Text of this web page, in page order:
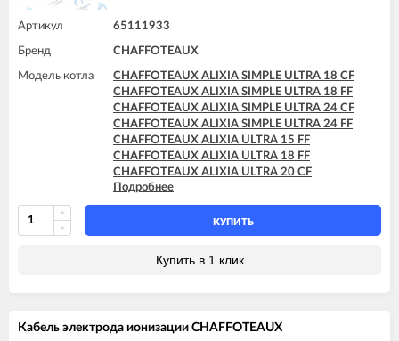
Артикул 65111933
Бренд CHAFFOTEAUX
Модель котла
CHAFFOTEAUX ALIXIA SIMPLE ULTRA 18 CF
CHAFFOTEAUX ALIXIA SIMPLE ULTRA 18 FF
CHAFFOTEAUX ALIXIA SIMPLE ULTRA 24 CF
CHAFFOTEAUX ALIXIA SIMPLE ULTRA 24 FF
CHAFFOTEAUX ALIXIA ULTRA 15 FF
CHAFFOTEAUX ALIXIA ULTRA 18 FF
CHAFFOTEAUX ALIXIA ULTRA 20 CF
CHAFFOTEAUX ALIXIA ULTRA 20 FF
CHAFFOTEAUX ALIXIA ULTRA 24 CF
CHAFFOTEAUX ALIXIA ULTRA 24 FF
CHAFFOTEAUX INOA ULTRA 24 FF
CHAFFOTEAUX PIGMA 30 CF - EU
CHAFFOTEAUX PIGMA EVO 30 FF
Подробнее
КУПИТЬ
Купить в 1 клик
Кабель электрода ионизации CHAFFOTEAUX